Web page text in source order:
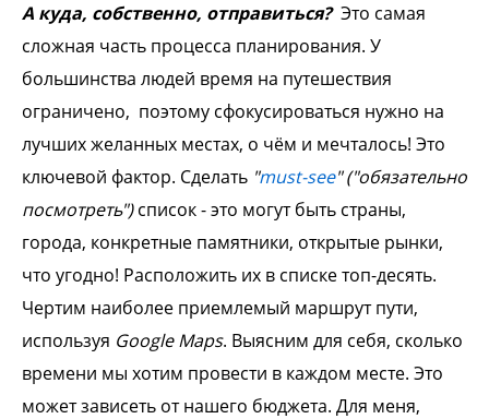
А куда, собственно, отправиться? Это самая
сложная часть процесса планирования. У
большинства людей время на путешествия
ограничено, поэтому сфокусироваться нужно на
лучших желанных местах, о чём и мечталось! Это
ключевой фактор. Сделать "must-see" ("обязательно
посмотреть")список - это могут быть страны,
города, конкретные памятники, открытые рынки,
что угодно! Расположить их в списке топ-десять.
Чертим наиболее приемлемый маршрут пути,
используя Google Maps. Выясним для себя, сколько
времени мы хотим провести в каждом месте. Это
может зависеть от нашего бюджета. Для меня,